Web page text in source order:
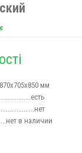
мм
в наличии